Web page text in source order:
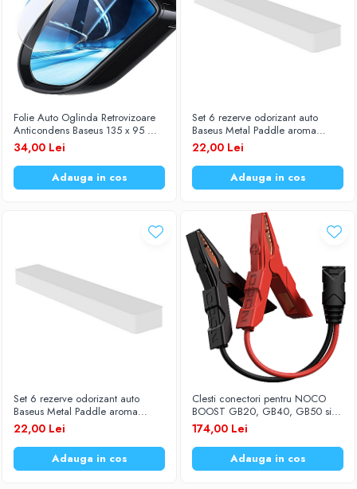
Compresoare
Folie Auto Oglinda Retrovizoare
Anticondens Baseus 135 x 95 mm
SGFY-C02 Clear set 2 buc.
34,00 Lei
Adauga in cos
Set 6 rezerve odorizant auto
Baseus Metal Paddle aroma
Osmanthus
22,00 Lei
Adauga in cos
Set 6 rezerve odorizant auto
Baseus Metal Paddle aroma
trandafir
22,00 Lei
Adauga in cos
Clesti conectori pentru NOCO
BOOST GB20, GB40, GB50 si
GBX45 12V GBC003
174,00 Lei
Adauga in cos